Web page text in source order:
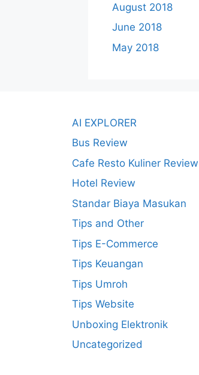
August 2018
June 2018
May 2018
AI EXPLORER
Bus Review
Cafe Resto Kuliner Review
Hotel Review
Standar Biaya Masukan
Tips and Other
Tips E-Commerce
Tips Keuangan
Tips Umroh
Tips Website
Unboxing Elektronik
Uncategorized